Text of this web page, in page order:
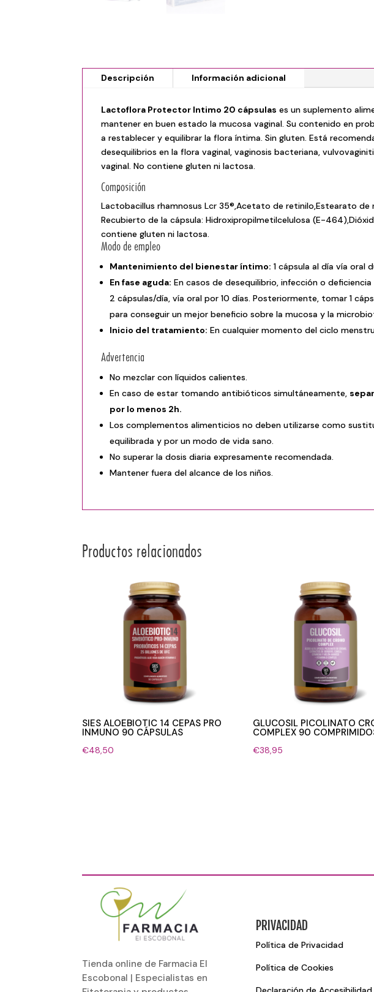
Descripción Información adicional
Lactoflora Protector Intimo 20 cápsulas es un suplemento
mantener en buen estado la mucosa vaginal. Su contenido en
a restablecer y equilibrar la flora íntima. Sin gluten. Está
desequilibrios en la flora vaginal, vaginosis bacteriana,
vaginal. No contiene gluten ni lactosa.
Composición
Lactobacillus rhamnosus Lcr 35®,Acetato de retinilo,Estearato de
Recubierto de la cápsula: Hidroxipropilmetilcelulosa (E-
contiene gluten ni lactosa.
Modo de empleo
Mantenimiento del bienestar íntimo: 1 cápsula al día vía oral
En fase aguda: En casos de desequilibrio, infección o
2 cápsulas/día, vía oral por 10 días. Posteriormente, tomar 1
para conseguir un mejor beneficio sobre la mucosa y la
Inicio del tratamiento: En cualquier momento del ciclo
Advertencia
No mezclar con líquidos calientes.
En caso de estar tomando antibióticos simultáneamente,
por lo menos 2h.
Los complementos alimenticios no deben utilizarse como
equilibrada y por un modo de vida sano.
No superar la dosis diaria expresamente recomendada.
Mantener fuera del alcance de los niños.
Productos relacionados
SIES ALOEBIOTIC 14 CEPAS PRO
INMUNO 90 CÁPSULAS
€48,50
GLUCOSIL PICOLINATO
COMPLEX 90
€38,95
Tienda online de Farmacia El
Escobonal | Especialistas en
PRIVACIDAD
Política de Privacidad
Política de Cookies